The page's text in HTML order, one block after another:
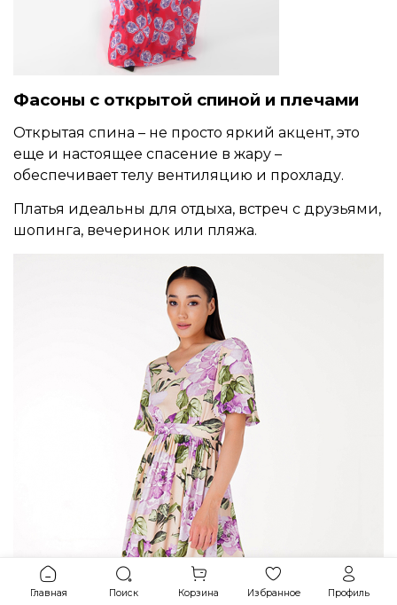
Фасоны с открытой спиной и плечами
Открытая спина – не просто яркий акцент, это
еще и настоящее спасение в жару –
обеспечивает телу вентиляцию и прохладу.
Платья идеальны для отдыха, встреч с друзьями,
шопинга, вечеринок или пляжа.
Главная Поиск Корзина Избранное Профиль